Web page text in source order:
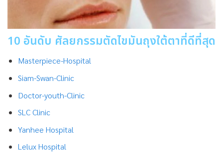
10 อันดับ ศัลยกรรมตัดไขมันถุงใต้ตาที่ดีที่สุด
Masterpiece-Hospital
Siam-Swan-Clinic
Doctor-youth-Clinic
SLC Clinic
Yanhee Hospital
Lelux Hospital